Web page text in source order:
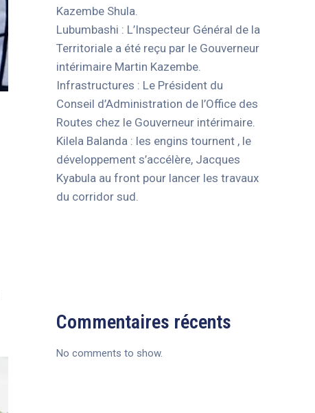
Kazembe Shula.
Lubumbashi : L’Inspecteur Général de la
Territoriale a été reçu par le Gouverneur
intérimaire Martin Kazembe.
Infrastructures : Le Président du
Conseil d’Administration de l’Office des
Routes chez le Gouverneur intérimaire.
Kilela Balanda : les engins tournent , le
développement s’accélère, Jacques
Kyabula au front pour lancer les travaux
du corridor sud.
Commentaires récents
No comments to show.